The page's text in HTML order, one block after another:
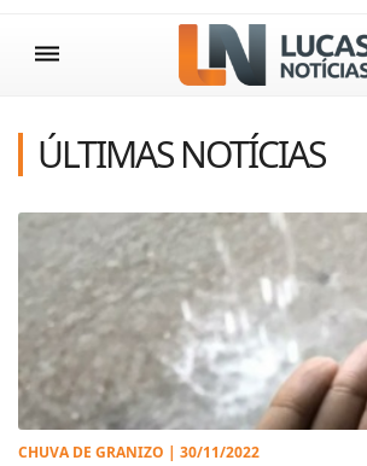
ÚLTIMAS NOTÍCIAS
CHUVA DE GRANIZO | 30/11/2022